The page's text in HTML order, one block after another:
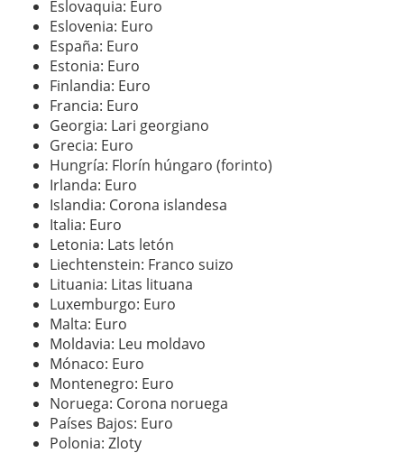
Eslovaquia: Euro
Eslovenia: Euro
España: Euro
Estonia: Euro
Finlandia: Euro
Francia: Euro
Georgia: Lari georgiano
Grecia: Euro
Hungría: Florín húngaro (forinto)
Irlanda: Euro
Islandia: Corona islandesa
Italia: Euro
Letonia: Lats letón
Liechtenstein: Franco suizo
Lituania: Litas lituana
Luxemburgo: Euro
Malta: Euro
Moldavia: Leu moldavo
Mónaco: Euro
Montenegro: Euro
Noruega: Corona noruega
Países Bajos: Euro
Polonia: Zloty